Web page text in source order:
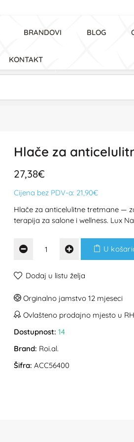
BRANDOVI BLOG
KONTAKT
Hlače za
27,38€
Cijena bez PDV-a: 21,90€
Hlače za anticelulitne tretmane —
terapija za salone i wellness. Lux
U
Dodaj u listu želja
Orginalno jamstvo 12 mjeseci
Ovlašteno prodajno mjesto u RH
Dostupnost: 14
Brand: Roi.al.
Šifra: ACC56400